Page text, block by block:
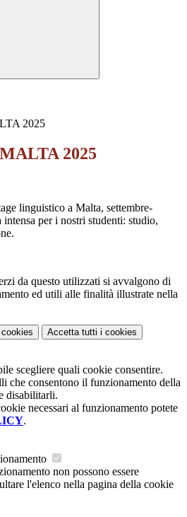
2025
2025
linguistico a Malta, settembre-
per i nostri studenti: studio,
da questo utilizzati si avvalgono di
ed utili alle finalità illustrate nella
Accetta tutti i cookies
scegliere quali cookie consentire.
che consentono il funzionamento della
disabilitarli.
necessari al funzionamento potete
.
non possono essere
l'elenco nella pagina della cookie